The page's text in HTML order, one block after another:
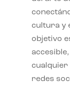
cultura y
objetivo
cualquier
redes